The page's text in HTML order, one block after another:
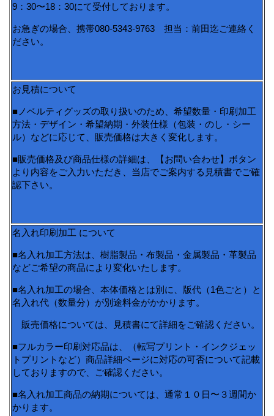
9：30〜18：30にて受付しております。
お急ぎの場合、携帯080-5343-9763 担当：前田迄ご連絡く
ださい。
お見積について
■ノベルティグッズの取り扱いのため、希望数量・印刷加工
方法・デザイン・希望納期・外装仕様（包装・のし・シー
ル）などに応じて、販売価格は大きく変化します。
■販売価格及び商品仕様の詳細は、【お問い合わせ】ボタン
より内容をご入力いただき、当店でご案内する見積書でご確
認下さい。
名入れ印刷加工 について
■名入れ加工方法は、樹脂製品・布製品・金属製品・革製品
などご希望の商品により変化いたします。
■名入れ加工の場合、本体価格とは別に、版代（1色ごと）と
名入れ代（数量分）が別途料金がかかります。
販売価格については、見積書にて詳細をご確認ください。
■フルカラー印刷対応品は、（転写プリント・インクジェッ
トプリントなど）商品詳細ページに対応の可否について記載
しておりますので、ご確認ください。
■名入れ加工商品の納期については、通常１０日〜３週間か
かります。